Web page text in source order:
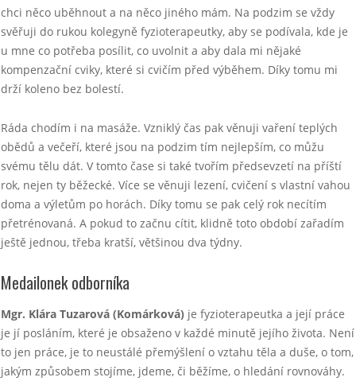
chci něco uběhnout a na něco jiného mám. Na podzim se vždy
svěřuji do rukou kolegyně fyzioterapeutky, aby se podívala, kde je
u mne co potřeba posílit, co uvolnit a aby dala mi nějaké
kompenzační cviky, které si cvičím před výběhem. Díky tomu mi
drží koleno bez bolestí.
Ráda chodím i na masáže. Vzniklý čas pak věnuji vaření teplých
obědů a večeří, které jsou na podzim tím nejlepším, co můžu
svému tělu dát. V tomto čase si také tvořím předsevzetí na příští
rok, nejen ty běžecké. Více se věnuji lezení, cvičení s vlastní vahou
doma a výletům po horách. Díky tomu se pak celý rok necítím
přetrénovaná. A pokud to začnu cítit, klidně toto období zařadím
ještě jednou, třeba kratší, většinou dva týdny.
Medailonek odborníka
Mgr. Klára Tuzarová (Komárková) je fyzioterapeutka a její práce
je jí posláním, které je obsaženo v každé minutě jejího života. Není
to jen práce, je to neustálé přemýšlení o vztahu těla a duše, o tom,
jakým způsobem stojíme, jdeme, či běžíme, o hledání rovnováhy.